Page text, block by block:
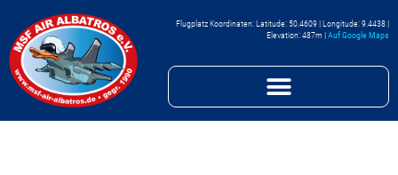
Flugplatz Koordinaten: Latitude: 50.4609 | Longitude: 9.4438 |
Elevation: 487m |Auf Google Maps